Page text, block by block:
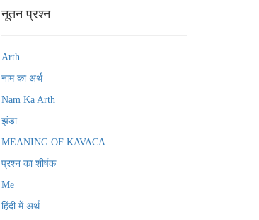
नूतन प्रश्न
Arth
नाम का अर्थ
Nam Ka Arth
झंडा
MEANING OF KAVACA
प्रश्न का शीर्षक
Me
हिंदी में अर्थ